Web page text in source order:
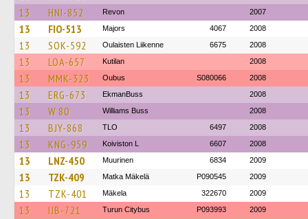
13 HNI-852 Revon 2007
13 FIO-513 Majors 4067 2008
13 SOK-592 Oulaisten Liikenne 6675 2008
13 LOA-657 Kutilan 2008
13 MMK-323 Oubus S080066 2008
13 ERG-673 EkmanBuss 2008
13 W 80 Williams Buss 2008
13 BJY-868 TLO 6497 2008
13 KNG-959 Koiviston L 6607 2008
13 LNZ-450 Muurinen 6834 2009
13 TZK-409 Matka Mäkelä P090545 2009
13 TZK-401 Mäkela 322670 2009
13 IJB-721 Turun Citybus P093993 2009